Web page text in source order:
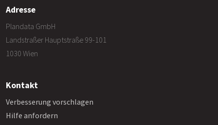
Adresse
Plandata GmbH
Landstraßer Hauptstraße 99-101
1030 Wien
Kontakt
Verbesserung vorschlagen
Hilfe anfordern